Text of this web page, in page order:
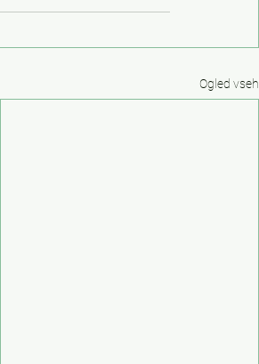
Ogled vseh